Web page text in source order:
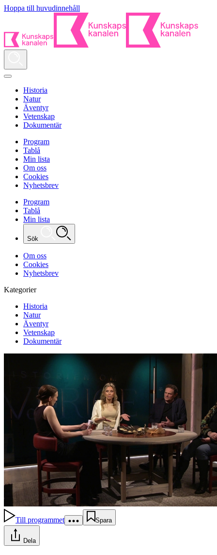
Hoppa till huvudinnehåll
Historia
Natur
Äventyr
Vetenskap
Dokumentär
Program
Tablå
Min lista
Om oss
Cookies
Nyhetsbrev
Program
Tablå
Min lista
Sök
Om oss
Cookies
Nyhetsbrev
Kategorier
Historia
Natur
Äventyr
Vetenskap
Dokumentär
Till programmet Spara
Dela